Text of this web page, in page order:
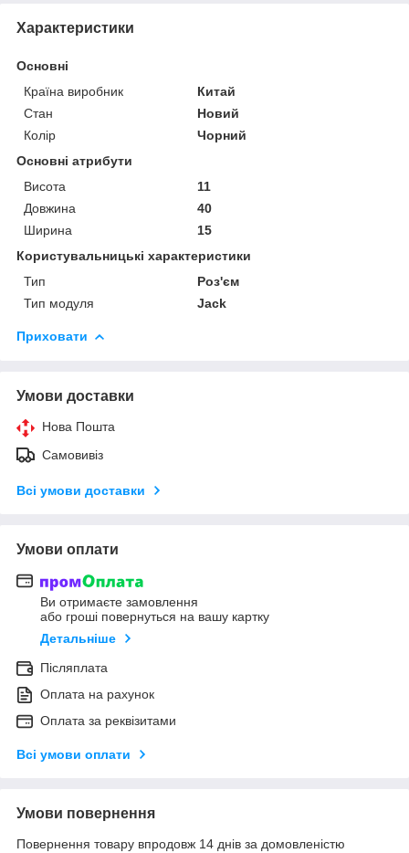
Характеристики
Основні
Країна виробник
Китай
Стан
Новий
Колір
Чорний
Основні атрибути
Висота
11
Довжина
40
Ширина
15
Користувальницькі характеристики
Тип
Роз'єм
Тип модуля
Jack
Приховати
Умови доставки
Нова Пошта
Самовивіз
Всі умови доставки
Умови оплати
Ви отримаєте замовлення
або гроші повернуться на вашу картку
Детальніше
Післяплата
Оплата на рахунок
Оплата за реквізитами
Всі умови оплати
Умови повернення
Повернення товару впродовж 14 днів за домовленістю